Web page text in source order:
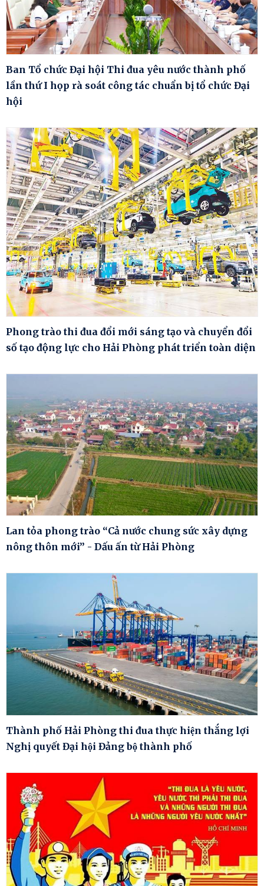
Ban Tổ chức Đại hội Thi đua yêu nước thành phố
lần thứ I họp rà soát công tác chuẩn bị tổ chức Đại
hội
Phong trào thi đua đổi mới sáng tạo và chuyển đổi
số tạo động lực cho Hải Phòng phát triển toàn diện
Lan tỏa phong trào “Cả nước chung sức xây dựng
nông thôn mới” - Dấu ấn từ Hải Phòng
Thành phố Hải Phòng thi đua thực hiện thắng lợi
Nghị quyết Đại hội Đảng bộ thành phố